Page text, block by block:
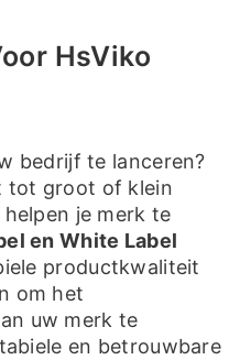
HsViko
bedrijf te lanceren?
tot groot of klein
je merk te
en White Label
productkwaliteit
om het
uw merk te
en betrouwbare